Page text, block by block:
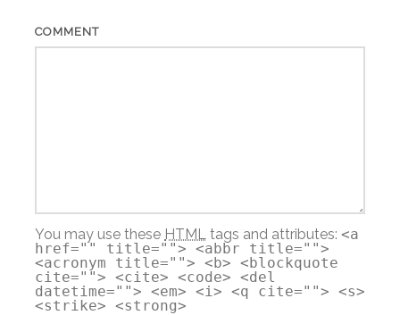
COMMENT
You may use these HTML tags and attributes: <a
href="" title=""> <abbr title="">
<acronym title=""> <b> <blockquote
cite=""> <cite> <code> <del
datetime=""> <em> <i> <q cite=""> <s>
<strike> <strong>